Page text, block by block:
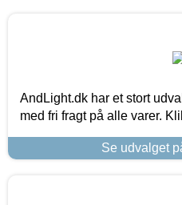
AndLight.dk har et stort
med fri fragt på alle varer.
Se udvalget